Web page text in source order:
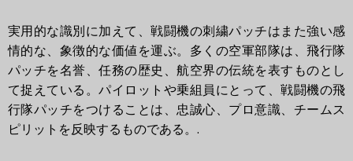
実用的な識別に加えて、戦闘機の刺繍パッチはまた強い感
情的な、象徴的な価値を運ぶ。多くの空軍部隊は、飛行隊
パッチを名誉、任務の歴史、航空界の伝統を表すものとし
て捉えている。パイロットや乗組員にとって、戦闘機の飛
行隊パッチをつけることは、忠誠心、プロ意識、チームス
ピリットを反映するものである。.